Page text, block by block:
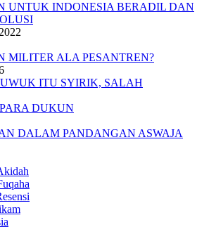
UNTUK INDONESIA BERADIL DAN
MILITER ALA PESANTREN?
ITU SYIRIK, SALAH
DUKUN
DALAM PANDANGAN ASWAJA